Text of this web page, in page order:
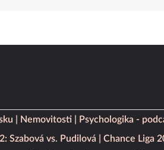
Nemovitosti
Psychologika -
Szabová vs. Pudilová Chance Liga